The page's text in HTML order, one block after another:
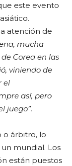
este evento
atención de
mucha
Corea en las
viniendo de
el
así, pero
juego”.
o árbitro, lo
mundial. Los
están puestos